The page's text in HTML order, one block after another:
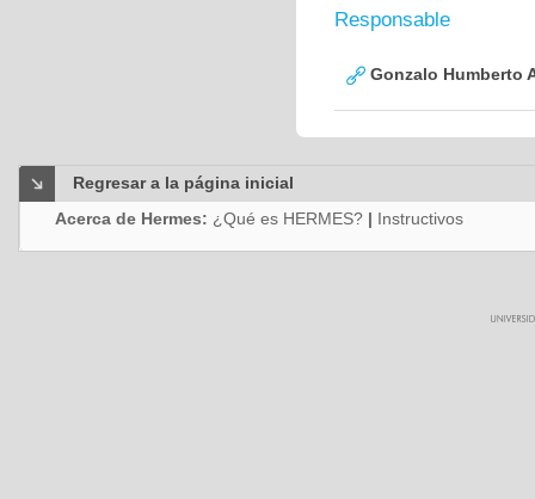
Responsable
Gonzalo Humberto
Regresar a la página inicial
Acerca de Hermes: ¿Qué es HERMES? | Instructivos